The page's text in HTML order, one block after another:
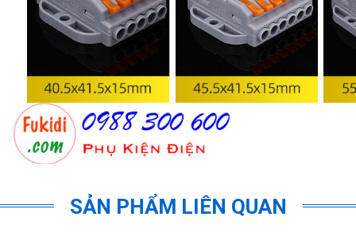
SẢN PHẨM LIÊN QUAN